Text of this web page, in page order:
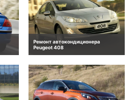
Ремонт автокондиционера
Peugeot 408